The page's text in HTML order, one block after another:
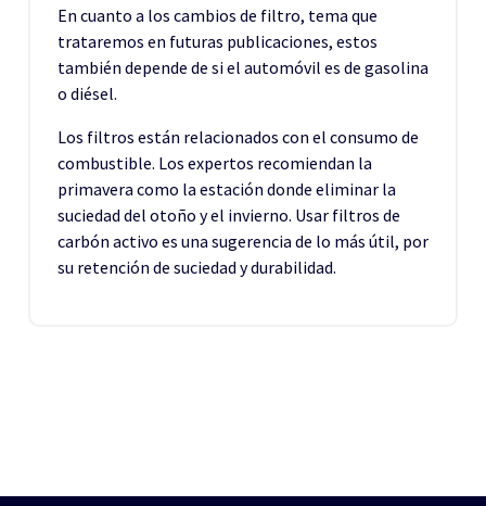
En cuanto a los cambios de filtro, tema que
trataremos en futuras publicaciones, estos
también depende de si el automóvil es de gasolina
o diésel.
Los filtros están relacionados con el consumo de
combustible. Los expertos recomiendan la
primavera como la estación donde eliminar la
suciedad del otoño y el invierno. Usar filtros de
carbón activo es una sugerencia de lo más útil, por
su retención de suciedad y durabilidad.